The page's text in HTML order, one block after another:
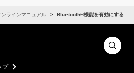
ラインマニュアル Bluetooth®機能を有効にする
プ